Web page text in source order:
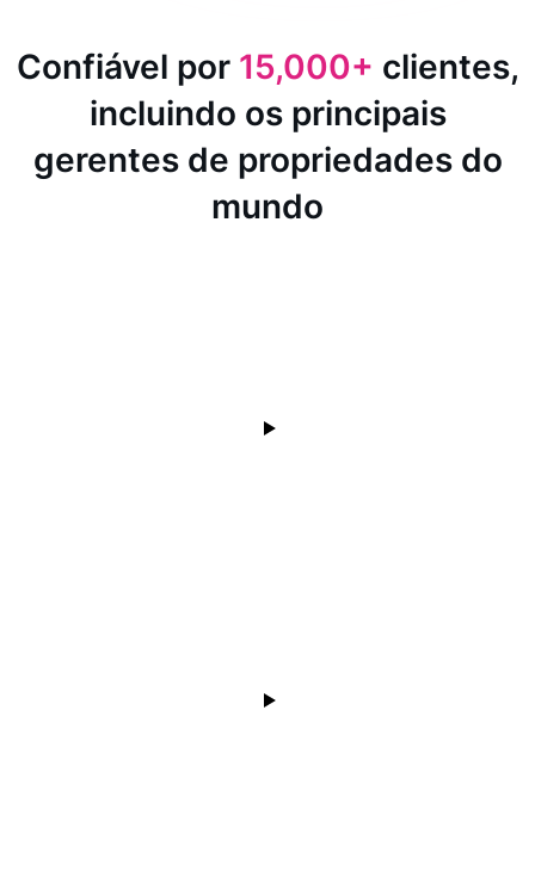
Confiável por 15,000+ clientes,
incluindo os principais
gerentes de propriedades do
mundo